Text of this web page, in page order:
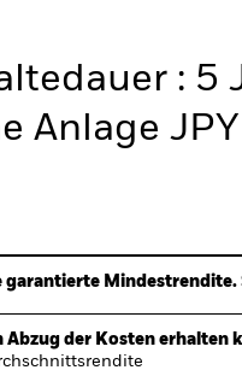
: 5
Anlage
garantierte
Abzug der Kosten erhalten